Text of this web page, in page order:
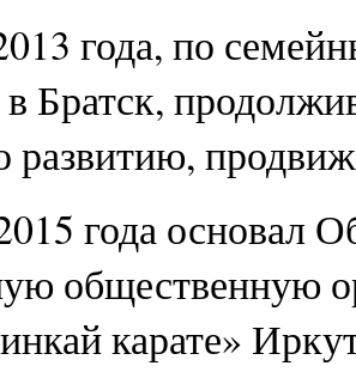
года, по
Братск,
развитию,
года основал
общественную
карате»